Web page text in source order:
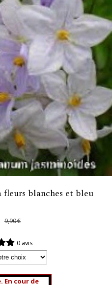
fleurs blanches et bleu
9,90€
0 avis
En cour de